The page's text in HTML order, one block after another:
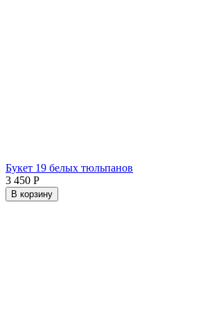
Букет 19 белых тюльпанов
3 450 Р
В корзину